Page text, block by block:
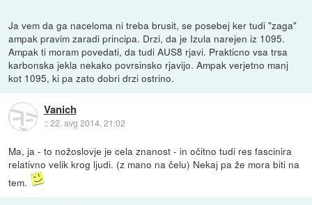
Ja vem da ga naceloma ni treba brusit, se posebej ker tudi "zaga"
ampak pravim zaradi principa. Drzi, da je Izula narejen iz 1095.
Ampak ti moram povedati, da tudi AUS8 rjavi. Prakticno vsa trsa
karbonska jekla nekako povrsinsko rjavijo. Ampak verjetno manj
kot 1095, ki pa zato dobri drzi ostrino.
Vanich
::22. avg 2014, 21:02
Ma, ja - to nožoslovje je cela znanost - in očitno tudi res fascinira
relativno velik krog ljudi. (z mano na čelu) Nekaj pa že mora biti na
tem.